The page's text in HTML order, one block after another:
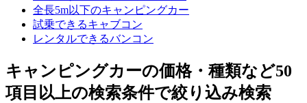
全長5m以下のキャンピングカー
試乗できるキャブコン
レンタルできるバンコン
キャンピングカーの価格・種類など50
項目以上の検索条件で絞り込み検索